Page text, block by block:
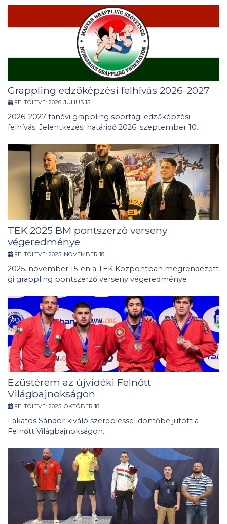
Grappling edzőképzési felhívás 2026-2027
FELTÖLTVE: 2026. JÚLIUS 15.
2026-2027 tanévi grappling sportági edzőképzési
felhívás. Jelentkezési határidő 2026. szeptember 10..
TEK 2025 BM pontszerző verseny
végeredménye
FELTÖLTVE: 2025. NOVEMBER 18.
2025. november 15-én a TEK Központban megrendezett
gi grappling pontszerző verseny végeredménye
Ezüstérem az újvidéki Felnőtt
Világbajnokságon
FELTÖLTVE: 2025. OKTÓBER 18.
Lakatos Sándor kiváló szerepléssel döntőbe jutott a
Felnőtt Világbajnokságon.